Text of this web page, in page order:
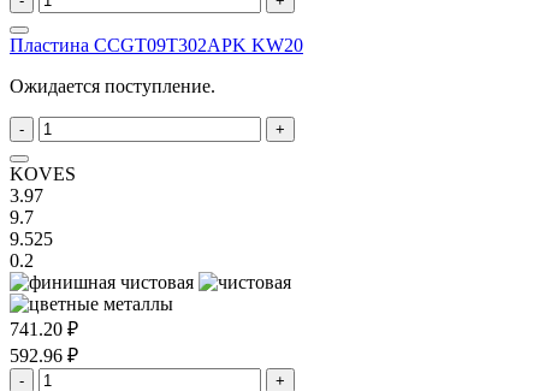
Пластина CCGT09T302APK KW20
Ожидается поступление.
- +
KOVES
3.97
9.7
9.525
0.2
741.20 ₽
592.96 ₽
- +